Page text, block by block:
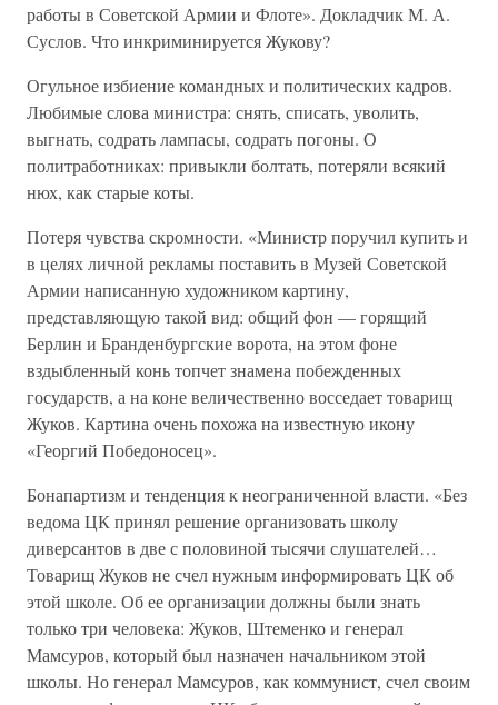
работы в Советской Армии и Флоте». Докладчик М. А.
Суслов. Что инкриминируется Жукову?
Огульное избиение командных и политических кадров.
Любимые слова министра: снять, списать, уволить,
выгнать, содрать лампасы, содрать погоны. О
политработниках: привыкли болтать, потеряли всякий
нюх, как старые коты.
Потеря чувства скромности. «Министр поручил купить и
в целях личной рекламы поставить в Музей Советской
Армии написанную художником картину,
представляющую такой вид: общий фон — горящий
Берлин и Бранденбургские ворота, на этом фоне
вздыбленный конь топчет знамена побежденных
государств, а на коне величественно восседает товарищ
Жуков. Картина очень похожа на известную икону
«Георгий Победоносец».
Бонапартизм и тенденция к неограниченной власти. «Без
ведома ЦК принял решение организовать школу
диверсантов в две с половиной тысячи слушателей…
Товарищ Жуков не счел нужным информировать ЦК об
этой школе. Об ее организации должны были знать
только три человека: Жуков, Штеменко и генерал
Мамсуров, который был назначен начальником этой
школы. Но генерал Мамсуров, как коммунист, счел своим